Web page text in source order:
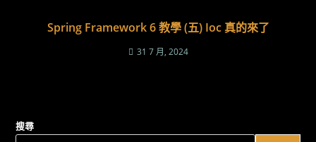
Spring Framework 6 教學 (五) Ioc 真的來了
31 7 月, 2024
搜尋